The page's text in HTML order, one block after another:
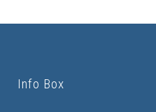
Info Box